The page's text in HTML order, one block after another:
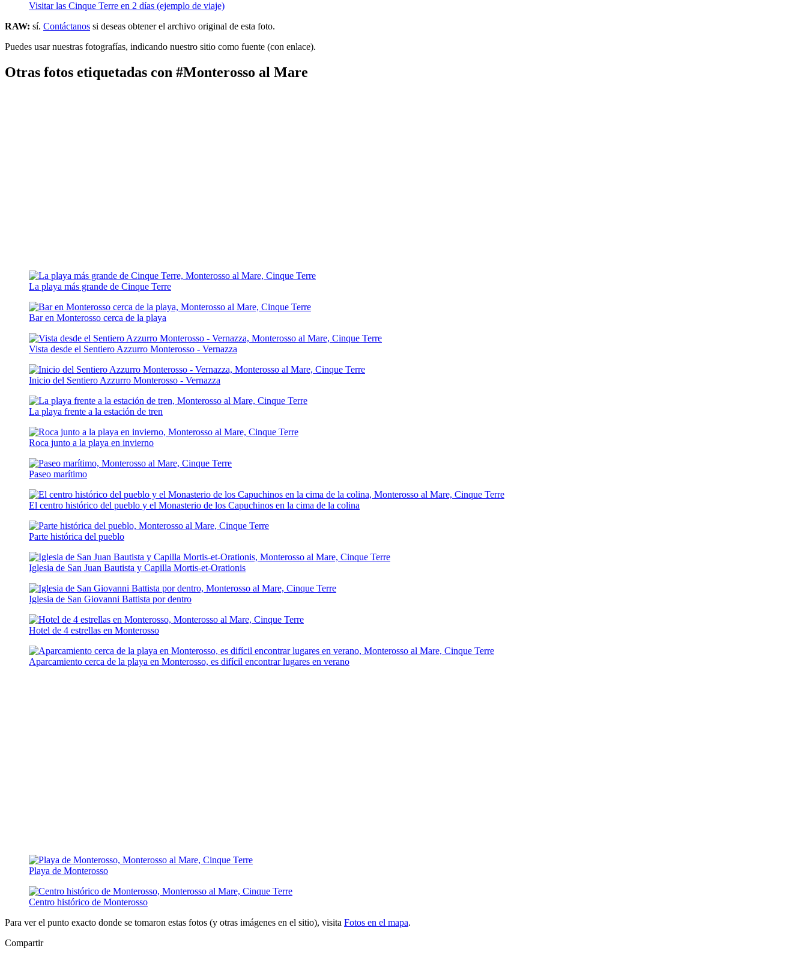
Visitar las Cinque Terre en 2 días (ejemplo de viaje)
RAW: sí. Contáctanos si deseas obtener el archivo original de esta foto.
Puedes usar nuestras fotografías, indicando nuestro sitio como fuente (con enlace).
Otras fotos etiquetadas con #Monterosso al Mare
La playa más grande de Cinque Terre
Bar en Monterosso cerca de la playa
Vista desde el Sentiero Azzurro Monterosso - Vernazza
Inicio del Sentiero Azzurro Monterosso - Vernazza
La playa frente a la estación de tren
Roca junto a la playa en invierno
Paseo marítimo
El centro histórico del pueblo y el Monasterio de los Capuchinos en la cima de la colina
Parte histórica del pueblo
Iglesia de San Juan Bautista y Capilla Mortis-et-Orationis
Iglesia de San Giovanni Battista por dentro
Hotel de 4 estrellas en Monterosso
Aparcamiento cerca de la playa en Monterosso, es difícil encontrar lugares en verano
Playa de Monterosso
Centro histórico de Monterosso
Para ver el punto exacto donde se tomaron estas fotos (y otras imágenes en el sitio), visita Fotos en el mapa.
Compartir